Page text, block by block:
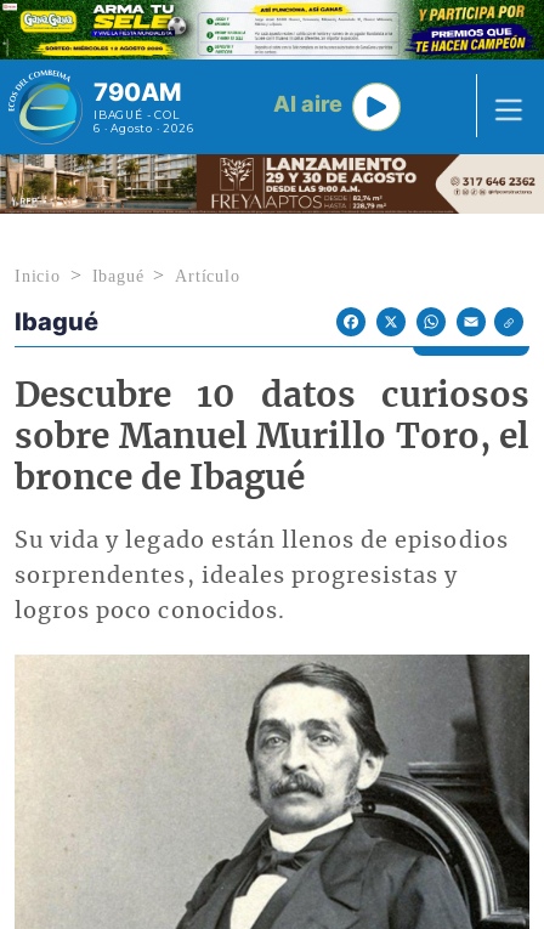
Pasar al contenido principal
790AM
IBAGUÉ - COL
6 · Agosto · 2026
Al aire
Inicio Ibagué Artículo
Econoticias y Eventos
Ibagué
FacebookX WhatsAppEmail
Descubre 10 datos curiosos
sobre Manuel Murillo Toro, el
bronce de Ibagué
Su vida y legado están llenos de episodios
sorprendentes, ideales progresistas y
logros poco conocidos.